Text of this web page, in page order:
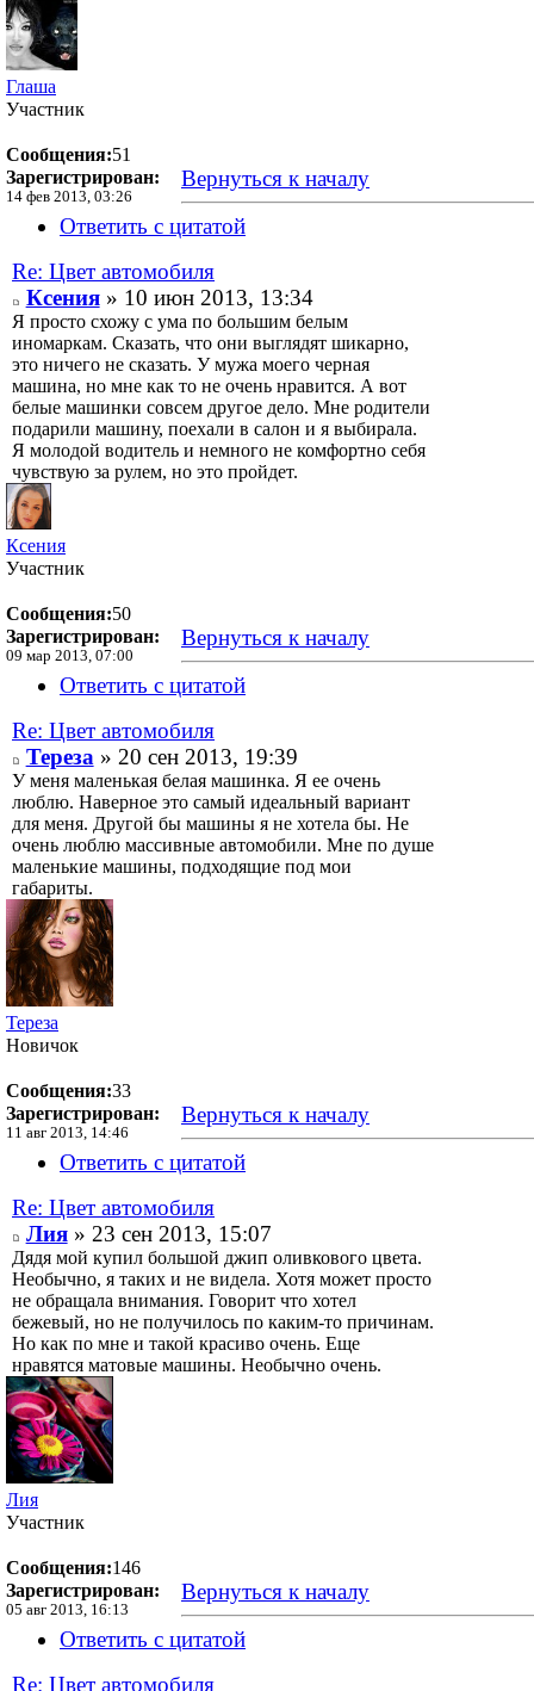
Глаша
Участник
Сообщения:51
Зарегистрирован:
14 фев 2013, 03:26
Вернуться к началу
Ответить с цитатой
Re: Цвет автомобиля
Ксения» 10 июн 2013, 13:34
Я просто схожу с ума по большим белым
иномаркам. Сказать, что они выглядят шикарно,
это ничего не сказать. У мужа моего черная
машина, но мне как то не очень нравится. А вот
белые машинки совсем другое дело. Мне родители
подарили машину, поехали в салон и я выбирала.
Я молодой водитель и немного не комфортно себя
чувствую за рулем, но это пройдет.
Ксения
Участник
Сообщения:50
Зарегистрирован:
09 мар 2013, 07:00
Вернуться к началу
Ответить с цитатой
Re: Цвет автомобиля
Тереза » 20 сен 2013, 19:39
У меня маленькая белая машинка. Я ее очень
люблю. Наверное это самый идеальный вариант
для меня. Другой бы машины я не хотела бы. Не
очень люблю массивные автомобили. Мне по душе
маленькие машины, подходящие под мои
габариты.
Тереза
Новичок
Сообщения:33
Зарегистрирован:
11 авг 2013, 14:46
Вернуться к началу
Ответить с цитатой
Re: Цвет автомобиля
Лия» 23 сен 2013, 15:07
Дядя мой купил большой джип оливкового цвета.
Необычно, я таких и не видела. Хотя может просто
не обращала внимания. Говорит что хотел
бежевый, но не получилось по каким-то причинам.
Но как по мне и такой красиво очень. Еще
нравятся матовые машины. Необычно очень.
Лия
Участник
Сообщения:146
Зарегистрирован:
05 авг 2013, 16:13
Вернуться к началу
Ответить с цитатой
Re: Цвет автомобиля